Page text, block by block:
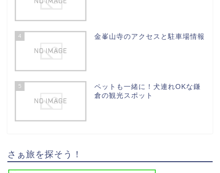
4 金峯山寺のアクセスと駐車場情報
5
ペットも一緒に！犬連れOKな鎌
倉の観光スポット
さぁ旅を探そう！